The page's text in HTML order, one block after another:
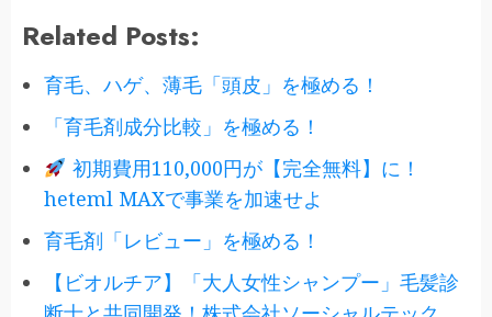
Related Posts:
育毛、ハゲ、薄毛「頭皮」を極める！
「育毛剤成分比較」を極める！
初期費用110,000円が【完全無料】に！
heteml MAXで事業を加速せよ
育毛剤「レビュー」を極める！
【ビオルチア】「大人女性シャンプー」毛髪診